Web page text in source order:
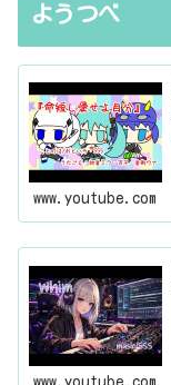
ようつべ
www.youtube.com
www.youtube.com